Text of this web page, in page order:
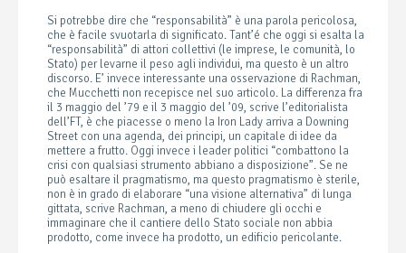
Si potrebbe dire che “responsabilità” è una parola pericolosa,
che è facile svuotarla di significato. Tant’é che oggi si esalta la
“responsabilità” di attori collettivi (le imprese, le comunità, lo
Stato) per levarne il peso agli individui, ma questo è un altro
discorso. E’ invece interessante una osservazione di Rachman,
che Mucchetti non recepisce nel suo articolo. La differenza fra
il 3 maggio del ’79 e il 3 maggio del ’09, scrive l’editorialista
dell’FT, è che piacesse o meno la Iron Lady arriva a Downing
Street con una agenda, dei principi, un capitale di idee da
mettere a frutto. Oggi invece i leader politici “combattono la
crisi con qualsiasi strumento abbiano a disposizione”. Se ne
può esaltare il pragmatismo, ma questo pragmatismo è sterile,
non è in grado di elaborare “una visione alternativa” di lunga
gittata, scrive Rachman, a meno di chiudere gli occhi e
immaginare che il cantiere dello Stato sociale non abbia
prodotto, come invece ha prodotto, un edificio pericolante.